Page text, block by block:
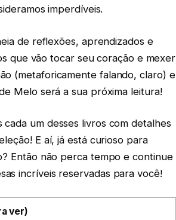
imperdíveis.
de reflexões, aprendizados e
que vão tocar seu coração e mexer
(metaforicamente falando, claro) e
Melo será a sua próxima leitura!
um desses livros com detalhes
E aí, já está curioso para
Então não perca tempo e continue
incríveis reservadas para você!
ver)